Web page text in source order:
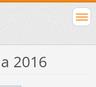
2016